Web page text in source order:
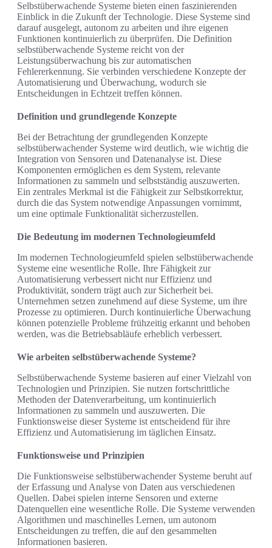
Selbstüberwachende Systeme bieten einen faszinierenden
Einblick in die Zukunft der Technologie. Diese Systeme sind
darauf ausgelegt, autonom zu arbeiten und ihre eigenen
Funktionen kontinuierlich zu überprüfen. Die Definition
selbstüberwachende Systeme reicht von der
Leistungsüberwachung bis zur automatischen
Fehlererkennung. Sie verbinden verschiedene Konzepte der
Automatisierung und Überwachung, wodurch sie
Entscheidungen in Echtzeit treffen können.
Definition und grundlegende Konzepte
Bei der Betrachtung der grundlegenden Konzepte
selbstüberwachender Systeme wird deutlich, wie wichtig die
Integration von Sensoren und Datenanalyse ist. Diese
Komponenten ermöglichen es dem System, relevante
Informationen zu sammeln und selbstständig auszuwerten.
Ein zentrales Merkmal ist die Fähigkeit zur Selbstkorrektur,
durch die das System notwendige Anpassungen vornimmt,
um eine optimale Funktionalität sicherzustellen.
Die Bedeutung im modernen Technologieumfeld
Im modernen Technologieumfeld spielen selbstüberwachende
Systeme eine wesentliche Rolle. Ihre Fähigkeit zur
Automatisierung verbessert nicht nur Effizienz und
Produktivität, sondern trägt auch zur Sicherheit bei.
Unternehmen setzen zunehmend auf diese Systeme, um ihre
Prozesse zu optimieren. Durch kontinuierliche Überwachung
können potenzielle Probleme frühzeitig erkannt und behoben
werden, was die Betriebsabläufe erheblich verbessert.
Wie arbeiten selbstüberwachende Systeme?
Selbstüberwachende Systeme basieren auf einer Vielzahl von
Technologien und Prinzipien. Sie nutzen fortschrittliche
Methoden der Datenverarbeitung, um kontinuierlich
Informationen zu sammeln und auszuwerten. Die
Funktionsweise dieser Systeme ist entscheidend für ihre
Effizienz und Automatisierung im täglichen Einsatz.
Funktionsweise und Prinzipien
Die Funktionsweise selbstüberwachender Systeme beruht auf
der Erfassung und Analyse von Daten aus verschiedenen
Quellen. Dabei spielen interne Sensoren und externe
Datenquellen eine wesentliche Rolle. Die Systeme verwenden
Algorithmen und maschinelles Lernen, um autonom
Entscheidungen zu treffen, die auf den gesammelten
Informationen basieren.